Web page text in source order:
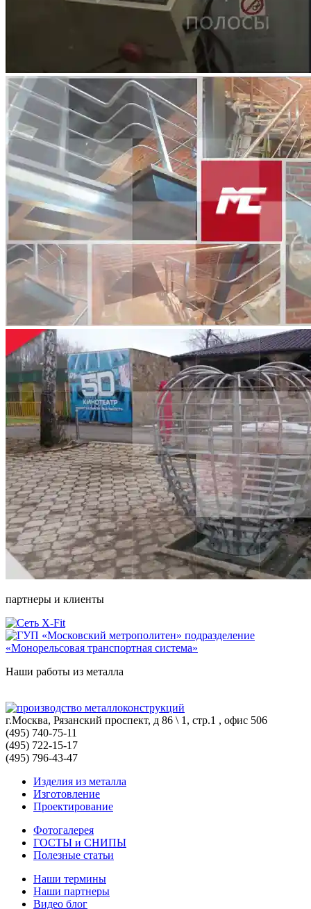
партнеры и клиенты
Наши работы из металла
г.Москва, Рязанский проспект, д 86 \ 1, стр.1 , офис 506
(495) 740-75-11
(495) 722-15-17
(495) 796-43-47
Изделия из металла
Изготовление
Проектирование
Фотогалерея
ГОСТЫ и СНИПЫ
Полезные статьи
Наши термины
Наши партнеры
Видео блог